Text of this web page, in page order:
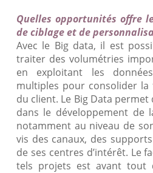
Quelles opportunités offre
de ciblage et de
Avec le Big data, il est
traiter des volumétries
en exploitant les
multiples pour consolider la
du client. Le Big Data permet
dans le développement de
notamment au niveau de
vis des canaux, des
de ses centres d’intérêt. Le
tels projets est avant tout